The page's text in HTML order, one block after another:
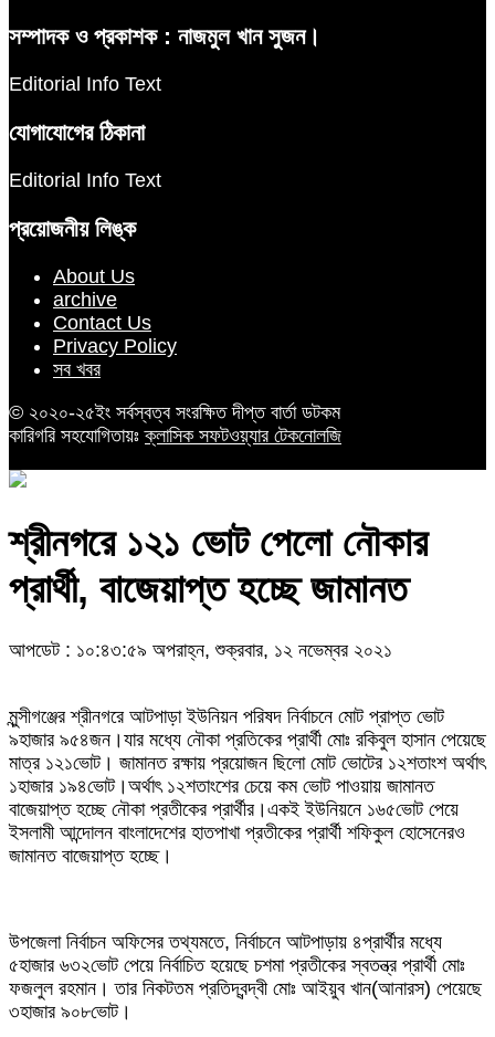
সম্পাদক ও প্রকাশক : নাজমুল খান সুজন।
Editorial Info Text
যোগাযোগের ঠিকানা
Editorial Info Text
প্রয়োজনীয় লিঙ্ক
About Us
archive
Contact Us
Privacy Policy
সব খবর
© ২০২০-২৫ইং সর্বস্বত্ব সংরক্ষিত দীপ্ত বার্তা ডটকম
কারিগরি সহযোগিতায়ঃক্লাসিক সফটওয়্যার টেকনোলজি
শ্রীনগরে ১২১ ভোট পেলো নৌকার
প্রার্থী, বাজেয়াপ্ত হচ্ছে জামানত
আপডেট : ১০:৪৩:৫৯ অপরাহ্ন, শুক্রবার, ১২ নভেম্বর ২০২১
মুন্সীগঞ্জের শ্রীনগরে আটপাড়া ইউনিয়ন পরিষদ নির্বাচনে মোট প্রাপ্ত ভোট
৯হাজার ৯৫৪জন।যার মধ্যে নৌকা প্রতিকের প্রার্থী মোঃ রকিবুল হাসান পেয়েছে
মাত্র ১২১ভোট। জামানত রক্ষায় প্রয়োজন ছিলো মোট ভোটের ১২শতাংশ অর্থাৎ
১হাজার ১৯৪ভোট।অর্থাৎ ১২শতাংশের চেয়ে কম ভোট পাওয়ায় জামানত
বাজেয়াপ্ত হচ্ছে নৌকা প্রতীকের প্রার্থীর।একই ইউনিয়নে ১৬৫ভোট পেয়ে
ইসলামী আন্দোলন বাংলাদেশের হাতপাখা প্রতীকের প্রার্থী শফিকুল হোসেনেরও
জামানত বাজেয়াপ্ত হচ্ছে।
উপজেলা নির্বাচন অফিসের তথ্যমতে, নির্বাচনে আটপাড়ায় ৪প্রার্থীর মধ্যে
৫হাজার ৬৩২ভোট পেয়ে নির্বাচিত হয়েছে চশমা প্রতীকের স্বতন্ত্র প্রার্থী মোঃ
ফজলুল রহমান। তার নিকটতম প্রতিদ্বন্দ্বী মোঃ আইয়ুব খান(আনারস) পেয়েছে
৩হাজার ৯০৮ভোট।